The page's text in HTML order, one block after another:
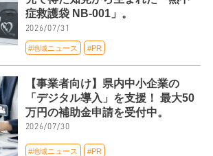
症救護袋 NB-001」。
2026/07/31
#地域ニュース #PR
【事業者向け】県内中小企業の
「デジタル導入」を支援！ 最大50
万円の補助金申請を受付中。
2026/07/30
#地域ニュース #PR